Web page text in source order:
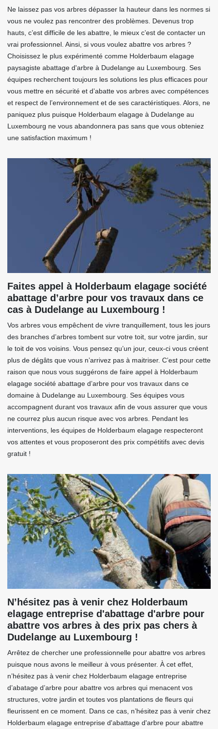
Ne laissez pas vos arbres dépasser la hauteur dans les normes si
vous ne voulez pas rencontrer des problèmes. Devenus trop
hauts, c’est difficile de les abattre, le mieux c’est de contacter un
vrai professionnel. Ainsi, si vous voulez abattre vos arbres ?
Choisissez le plus expérimenté comme Holderbaum elagage
paysagiste abattage d'arbre à Dudelange au Luxembourg. Ses
équipes recherchent toujours les solutions les plus efficaces pour
vous mettre en sécurité et d’abatte vos arbres avec compétences
et respect de l’environnement et de ses caractéristiques. Alors, ne
paniquez plus puisque Holderbaum elagage à Dudelange au
Luxembourg ne vous abandonnera pas sans que vous obteniez
une satisfaction maximum !
Faites appel à Holderbaum elagage société
abattage d’arbre pour vos travaux dans ce
cas à Dudelange au Luxembourg !
Vos arbres vous empêchent de vivre tranquillement, tous les jours
des branches d’arbres tombent sur votre toit, sur votre jardin, sur
le toit de vos voisins. Vous pensez qu’un jour, ceux-ci vous créent
plus de dégâts que vous n’arrivez pas à maitriser. C’est pour cette
raison que nous vous suggérons de faire appel à Holderbaum
elagage société abattage d’arbre pour vos travaux dans ce
domaine à Dudelange au Luxembourg. Ses équipes vous
accompagnent durant vos travaux afin de vous assurer que vous
ne courrez plus aucun risque avec vos arbres. Pendant les
interventions, les équipes de Holderbaum elagage respecteront
vos attentes et vous proposeront des prix compétitifs avec devis
gratuit !
N’hésitez pas à venir chez Holderbaum
elagage entreprise d'abattage d'arbre pour
abattre vos arbres à des prix pas chers à
Dudelange au Luxembourg !
Arrêtez de chercher une professionnelle pour abattre vos arbres
puisque nous avons le meilleur à vous présenter. À cet effet,
n’hésitez pas à venir chez Holderbaum elagage entreprise
d’abatage d’arbre pour abattre vos arbres qui menacent vos
structures, votre jardin et toutes vos plantations de fleurs qui
fleurissent en ce moment. Dans ce cas, n’hésitez pas à venir chez
Holderbaum elagage entreprise d'abattage d'arbre pour abattre